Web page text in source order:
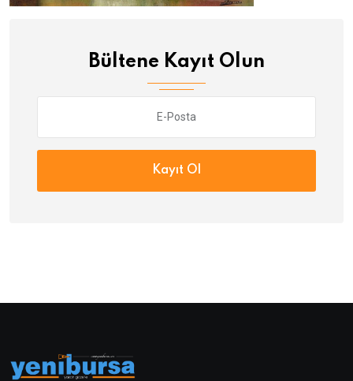
Bültene Kayıt Olun
Kayıt Ol